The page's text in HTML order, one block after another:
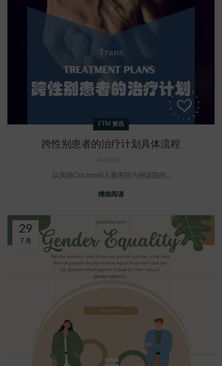
FTM 资讯
跨性别患者的治疗计划具体流程
以美国Cincinnati儿童医院为例该院的...
继续阅读
29
7 月